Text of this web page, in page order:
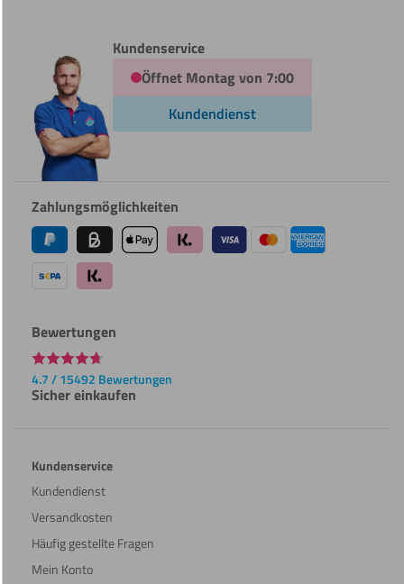
Kundenservice
Öffnet Montag von 7:00
Kundendienst
Zahlungsmöglichkeiten
Bewertungen
4.7 / 15492 Bewertungen
Sicher einkaufen
Kundenservice
Kundendienst
Versandkosten
Häufig gestellte Fragen
Mein Konto